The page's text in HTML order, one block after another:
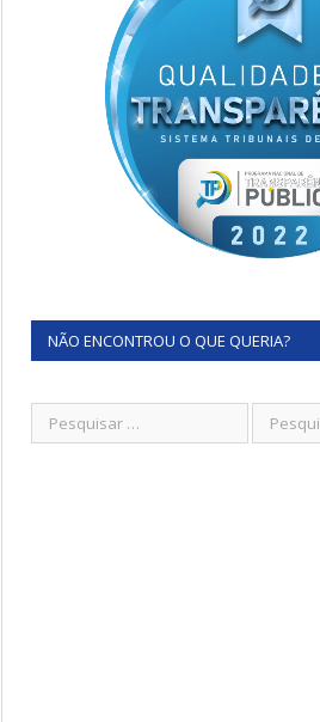
NÃO ENCONTROU O QUE QUERIA?